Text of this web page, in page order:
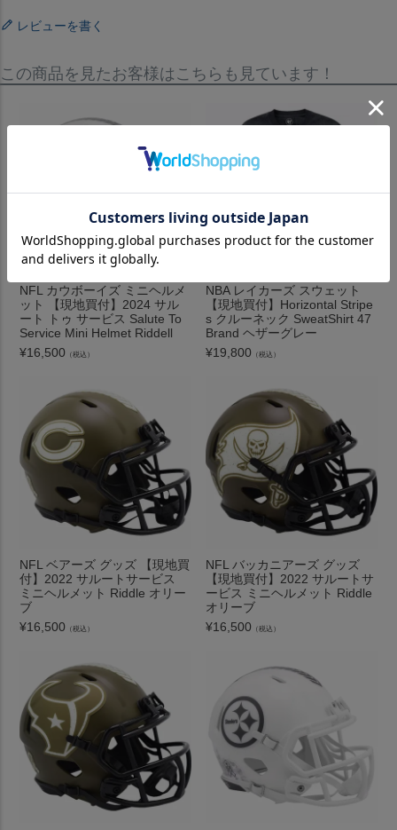
レビューを書く
この商品を見たお客様はこちらも見ています！
NFL カウボーイズ ミニヘルメ
ット 【現地買付】2024 サル
ート トゥ サービス Salute To
Service Mini Helmet Riddell
¥16,500 （税込）
NBA レイカーズ スウェット
【現地買付】Horizontal Stripe
s クルーネック SweatShirt 47
Brand ヘザーグレー
¥19,800 （税込）
NFL ベアーズ グッズ 【現地買
付】2022 サルートサービス
ミニヘルメット Riddle オリー
ブ
¥16,500 （税込）
NFL バッカニアーズ グッズ
【現地買付】2022 サルートサ
ービス ミニヘルメット Riddle
オリーブ
¥16,500 （税込）